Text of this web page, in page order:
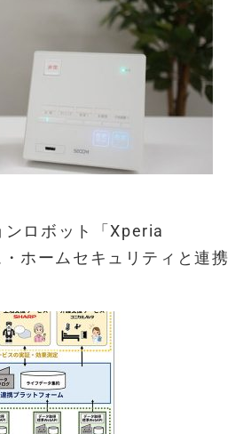
ンロボット「Xperia
ホームセキュリティと連携